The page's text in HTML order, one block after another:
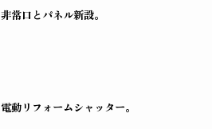
非常口とパネル新設。
電動リフォームシャッター。